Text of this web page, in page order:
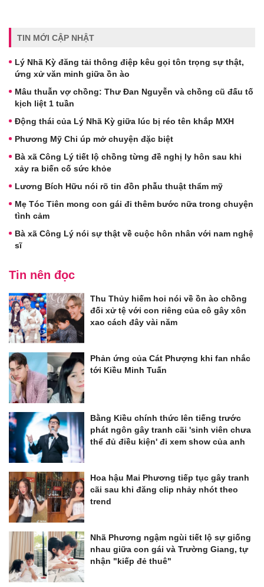
TIN MỚI CẬP NHẬT
Lý Nhã Kỳ đăng tải thông điệp kêu gọi tôn trọng sự thật,
ứng xử văn minh giữa ồn ào
Mâu thuẫn vợ chồng: Thư Đan Nguyễn và chồng cũ đấu tố
kịch liệt 1 tuần
Động thái của Lý Nhã Kỳ giữa lúc bị réo tên khắp MXH
Phương Mỹ Chi úp mở chuyện đặc biệt
Bà xã Công Lý tiết lộ chồng từng đề nghị ly hôn sau khi
xảy ra biến cố sức khỏe
Lương Bích Hữu nói rõ tin đồn phẫu thuật thẩm mỹ
Mẹ Tóc Tiên mong con gái đi thêm bước nữa trong chuyện
tình cảm
Bà xã Công Lý nói sự thật về cuộc hôn nhân với nam nghệ
sĩ
Tin nên đọc
Thu Thủy hiếm hoi nói về ồn ào chồng
đối xử tệ với con riêng của cô gây xôn
xao cách đây vài năm
Phản ứng của Cát Phượng khi fan nhắc
tới Kiều Minh Tuấn
Bằng Kiều chính thức lên tiếng trước
phát ngôn gây tranh cãi 'sinh viên chưa
thể đủ điều kiện' đi xem show của anh
Hoa hậu Mai Phương tiếp tục gây tranh
cãi sau khi đăng clip nhảy nhót theo
trend
Nhã Phương ngậm ngùi tiết lộ sự giống
nhau giữa con gái và Trường Giang, tự
nhận "kiếp đẻ thuê"